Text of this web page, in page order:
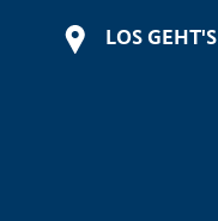
LOS GEHT'S